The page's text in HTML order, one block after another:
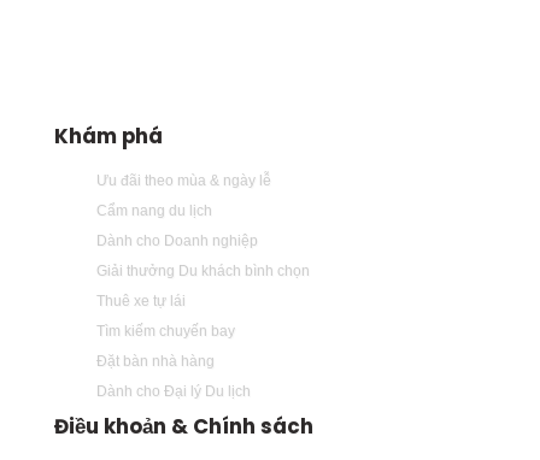
Khám phá
Ưu đãi theo mùa & ngày lễ
Cẩm nang du lịch
Dành cho Doanh nghiệp
Giải thưởng Du khách bình chọn
Thuê xe tự lái
Tìm kiếm chuyến bay
Đặt bàn nhà hàng
Dành cho Đại lý Du lịch
Điều khoản & Chính sách